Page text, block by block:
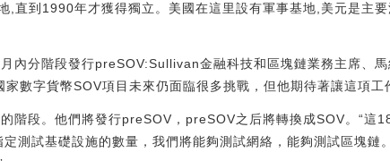
,直到1990年才獲得獨立。美國在這里設有軍事基地,美元是主
內分階段發行preSOV:Sullivan金融科技和區塊鏈業務主席、
數字貨幣SOV項目未來仍面臨很多挑戰，但他期待著讓這項工
階段。他們將發行preSOV，preSOV之后將轉換成SOV。“這
測試基礎設施的數量，我們將能夠測試網絡，能夠測試區塊鏈